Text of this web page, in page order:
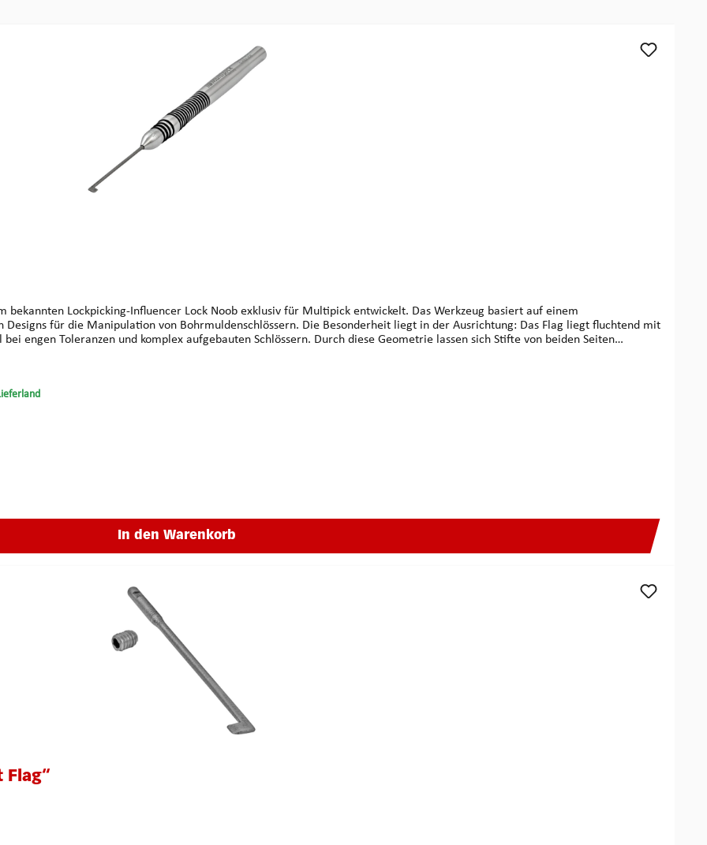
bekannten Lockpicking-Influencer Lock Noob exklusiv für Multipick entwickelt. Das Werkzeug basiert auf einem
Die Besonderheit liegt in der Ausrichtung: Das Flag liegt fluchtend mit
engen Toleranzen und komplex aufgebauten Schlössern. Durch diese Geometrie lassen sich Stifte von beiden Seiten
In den Warenkorb
Flag“